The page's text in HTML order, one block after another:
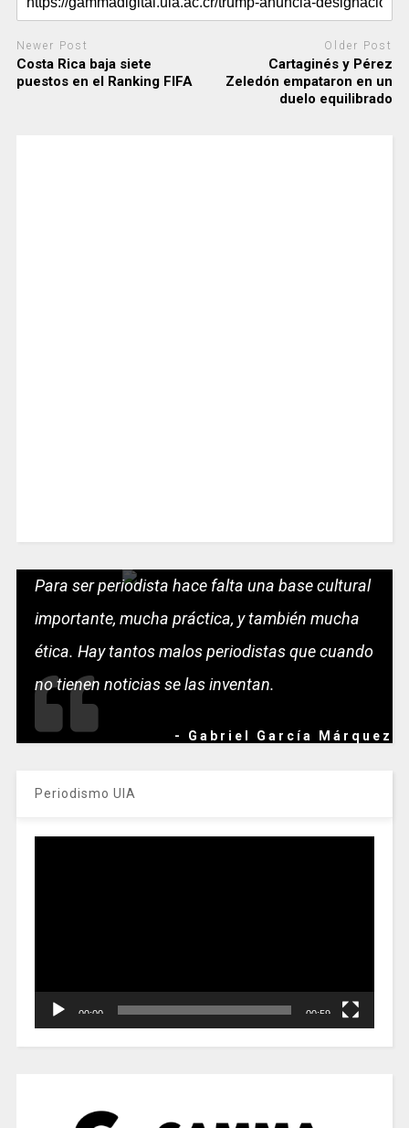
Newer Post
Costa Rica baja siete
puestos en el Ranking FIFA
Older Post
Cartaginés y Pérez
Zeledón empataron en un
duelo equilibrado
Para ser periodista hace falta una base cultural
importante, mucha práctica, y también mucha
ética. Hay tantos malos periodistas que cuando
no tienen noticias se las inventan.
- Gabriel García Márquez
Periodismo UIA
00:00 00:59